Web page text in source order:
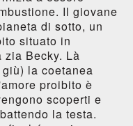
Il giovane
di sotto, un
situato in
Becky. Là
la coetanea
proibito è
scoperti e
la testa.